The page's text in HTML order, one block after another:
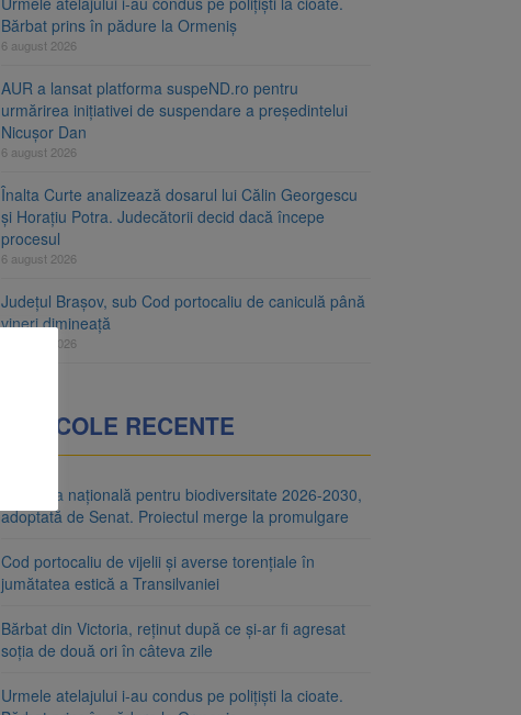
Bărbat prins în pădure la Ormeniș
6 august 2026
AUR a lansat platforma suspeND.ro pentru
urmărirea inițiativei de suspendare a președintelui
Nicușor Dan
6 august 2026
Înalta Curte analizează dosarul lui Călin Georgescu
și Horațiu Potra. Judecătorii decid dacă începe
procesul
6 august 2026
Județul Brașov, sub Cod portocaliu de caniculă până
vineri dimineață
6 august 2026
ARTICOLE RECENTE
Strategia națională pentru biodiversitate 2026-2030,
adoptată de Senat. Proiectul merge la promulgare
Cod portocaliu de vijelii și averse torențiale în
jumătatea estică a Transilvaniei
Bărbat din Victoria, reținut după ce și-ar fi agresat
soția de două ori în câteva zile
Urmele atelajului i-au condus pe polițiști la cioate.